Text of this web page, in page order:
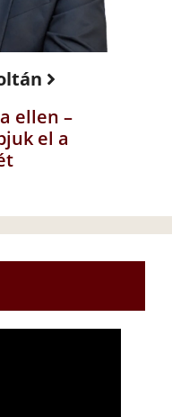
ellen –
el a